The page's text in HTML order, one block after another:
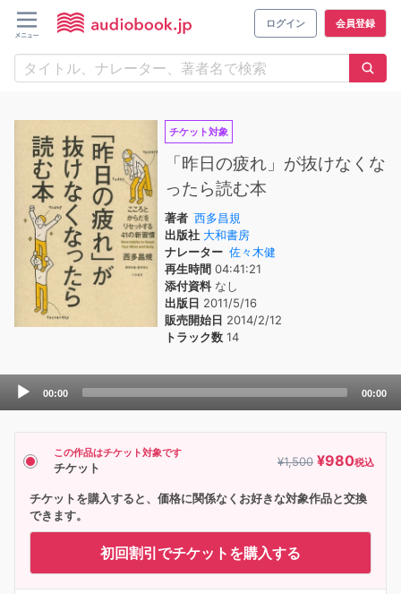
ログイン 会員登録
チケット対象
「昨日の疲れ」が抜けなくな
ったら読む本
著者 西多昌規
出版社 大和書房
ナレーター 佐々木健
再生時間 04:41:21
添付資料なし
出版日 2011/5/16
販売開始日 2014/2/12
トラック数 14
Audio
00:00 00:00
この作品はチケット対象です
チケット ¥1,500 ¥980税込
チケットを購入すると、価格に関係なくお好きな対象作品と交換
できます。
初回割引でチケットを購入する